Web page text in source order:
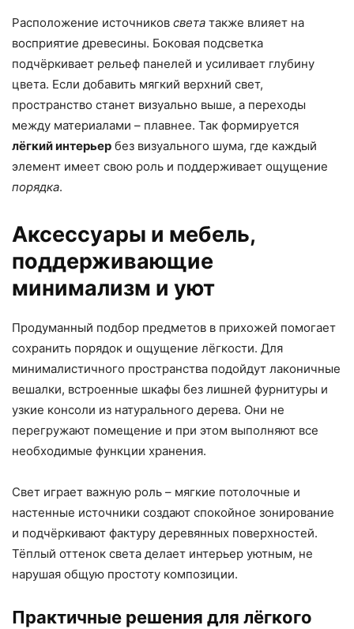
Расположение источников света также влияет на
восприятие древесины. Боковая подсветка
подчёркивает рельеф панелей и усиливает глубину
цвета. Если добавить мягкий верхний свет,
пространство станет визуально выше, а переходы
между материалами – плавнее. Так формируется
лёгкий интерьер без визуального шума, где каждый
элемент имеет свою роль и поддерживает ощущение
порядка.
Аксессуары и мебель,
поддерживающие
минимализм и уют
Продуманный подбор предметов в прихожей помогает
сохранить порядок и ощущение лёгкости. Для
минималистичного пространства подойдут лаконичные
вешалки, встроенные шкафы без лишней фурнитуры и
узкие консоли из натурального дерева. Они не
перегружают помещение и при этом выполняют все
необходимые функции хранения.
Свет играет важную роль – мягкие потолочные и
настенные источники создают спокойное зонирование
и подчёркивают фактуру деревянных поверхностей.
Тёплый оттенок света делает интерьер уютным, не
нарушая общую простоту композиции.
Практичные решения для лёгкого